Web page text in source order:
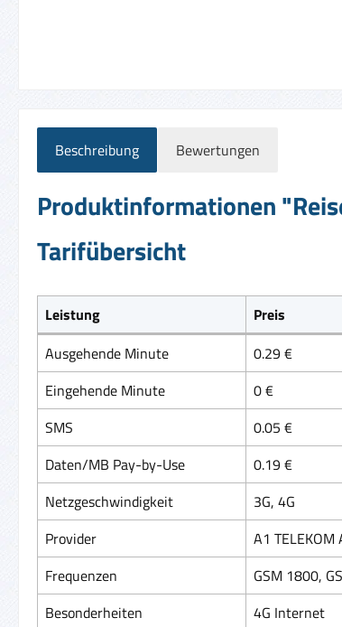
Beschreibung Bewertungen
Produktinformationen
Tarifübersicht
Leistung
Preis
Ausgehende Minute
0.29 €
Eingehende Minute
0 €
SMS
0.05 €
Daten/MB Pay-by-Use
0.19 €
Netzgeschwindigkeit
3G, 4G
Provider
A1
Frequenzen
GSM 1800,
Besonderheiten
4G Internet